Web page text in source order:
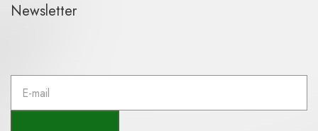
Newsletter
i